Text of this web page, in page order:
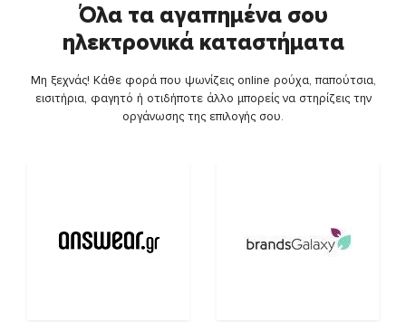
Όλα τα αγαπημένα σου
ηλεκτρονικά καταστήματα
Μη ξεχνάς! Κάθε φορά που ψωνίζεις online ρούχα, παπούτσια,
εισιτήρια, φαγητό ή οτιδήποτε άλλο μπορείς να στηρίζεις την
οργάνωσης της επιλογής σου.